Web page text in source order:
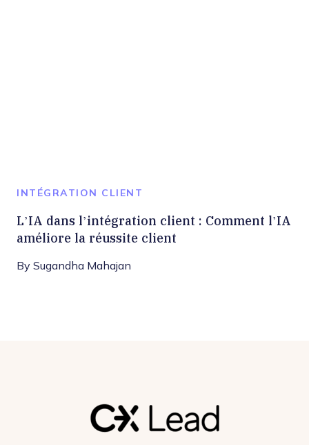
INTÉGRATION CLIENT
L’IA dans l’intégration client : Comment l’IA
améliore la réussite client
By Sugandha Mahajan